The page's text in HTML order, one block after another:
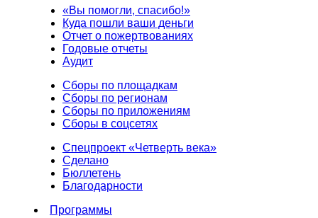
«Вы помогли, спасибо!»
Куда пошли ваши деньги
Отчет о пожертвованиях
Годовые отчеты
Аудит
Сборы по площадкам
Сборы по регионам
Сборы по приложениям
Сборы в соцсетях
Спецпроект «Четверть века»
Сделано
Бюллетень
Благодарности
Программы